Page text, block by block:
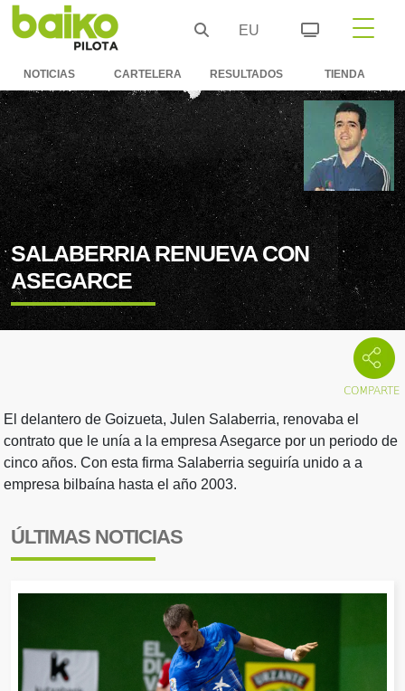
EU
NOTICIAS CARTELERA RESULTADOS TIENDA
SALABERRIA RENUEVA CON
ASEGARCE
El delantero de Goizueta, Julen Salaberria, renovaba el
contrato que le unía a la empresa Asegarce por un periodo de
cinco años. Con esta firma Salaberria seguiría unido a a
empresa bilbaína hasta el año 2003.
ÚLTIMAS NOTICIAS